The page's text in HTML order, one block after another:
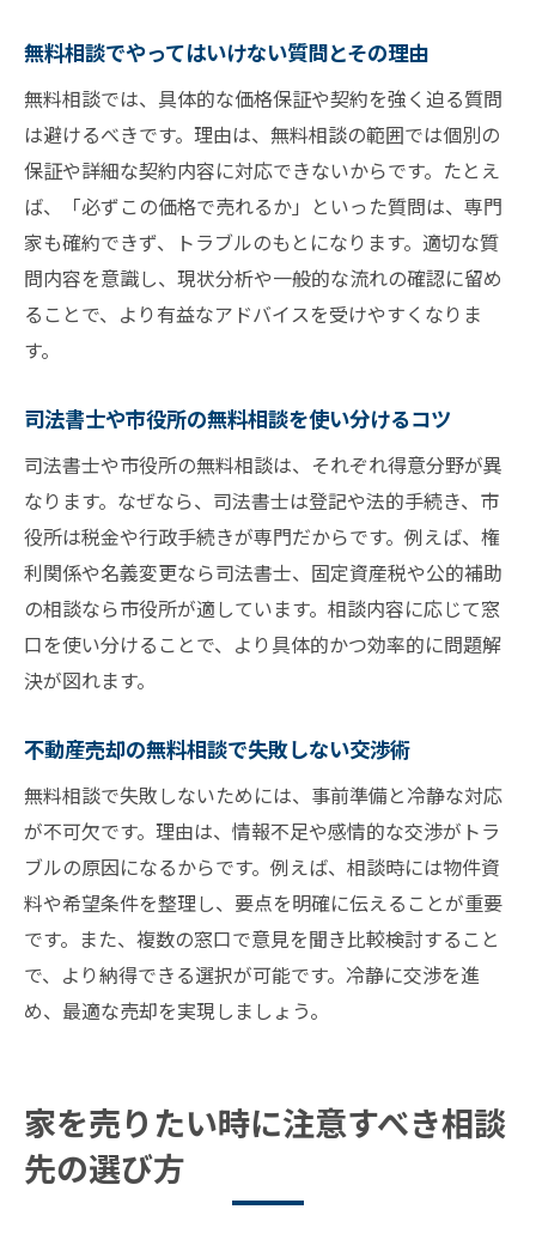
談法
不動産売却の相談で失敗しないための最終
チェック
無料相談でやってはいけない質問とその理由
無料相談では、具体的な価格保証や契約を強く迫る質問
は避けるべきです。理由は、無料相談の範囲では個別の
保証や詳細な契約内容に対応できないからです。たとえ
ば、「必ずこの価格で売れるか」といった質問は、専門
家も確約できず、トラブルのもとになります。適切な質
問内容を意識し、現状分析や一般的な流れの確認に留め
ることで、より有益なアドバイスを受けやすくなりま
す。
司法書士や市役所の無料相談を使い分けるコツ
司法書士や市役所の無料相談は、それぞれ得意分野が異
なります。なぜなら、司法書士は登記や法的手続き、市
役所は税金や行政手続きが専門だからです。例えば、権
利関係や名義変更なら司法書士、固定資産税や公的補助
の相談なら市役所が適しています。相談内容に応じて窓
口を使い分けることで、より具体的かつ効率的に問題解
決が図れます。
不動産売却の無料相談で失敗しない交渉術
無料相談で失敗しないためには、事前準備と冷静な対応
が不可欠です。理由は、情報不足や感情的な交渉がトラ
ブルの原因になるからです。例えば、相談時には物件資
料や希望条件を整理し、要点を明確に伝えることが重要
です。また、複数の窓口で意見を聞き比較検討すること
で、より納得できる選択が可能です。冷静に交渉を進
め、最適な売却を実現しましょう。
家を売りたい時に注意すべき相談
先の選び方